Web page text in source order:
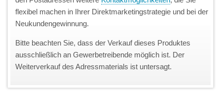
flexibel machen in Ihrer Direktmarketingstrategie und bei der
Neukundengewinnung.
Bitte beachten Sie, dass der Verkauf dieses Produktes
ausschließlich an Gewerbetreibende möglich ist. Der
Weiterverkauf des Adressmaterials ist untersagt.